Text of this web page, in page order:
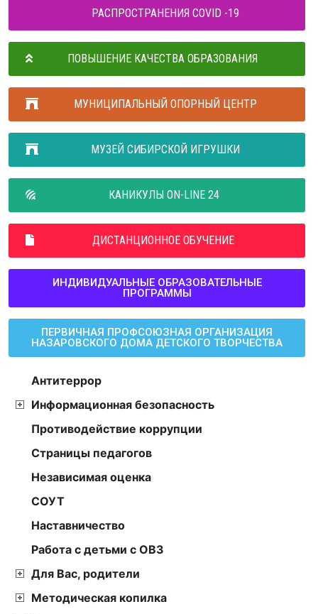
РАСПРОСТРАНЕНИЯ COVID -19
ПОВЫШЕНИЕ КАЧЕСТВА ОБРАЗОВАНИЯ
МУНИЦИПАЛЬНЫЙ ОПОРНЫЙ ЦЕНТР
МУЗЕЙ СИБИРСКОЙ ИГРУШКИ
КАНИКУЛЫ ON-LINE 24
ДИСТАНЦИОННОЕ ОБУЧЕНИЕ
ИНДИВИДУАЛЬНЫЕ ОБРАЗОВАТЕЛЬНЫЕ
ПРОГРАММЫ
ПЕРВИЧНАЯ ПРОФСОЮЗНАЯ ОРГАНИЗАЦИЯ
НАЗАРОВСКОГО ДОМА ДЕТСКОГО ТВОРЧЕСТВА
Антитеррор
Информационная безопасность
Противодействие коррупции
Страницы педагогов
Независимая оценка
СОУТ
Наставничество
Работа с детьми с ОВЗ
Для Вас, родители
Методическая копилка